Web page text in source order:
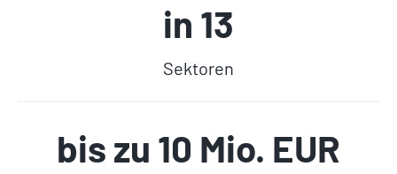
in 13
Sektoren
bis zu 10 Mio. EUR